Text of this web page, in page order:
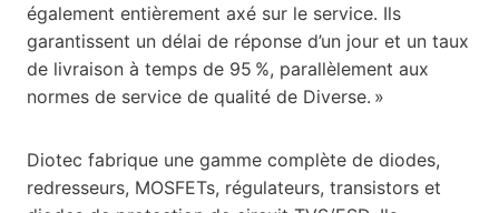
également entièrement axé sur le service. Ils
garantissent un délai de réponse d’un jour et un taux
de livraison à temps de 95 %, parallèlement aux
normes de service de qualité de Diverse. »
Diotec fabrique une gamme complète de diodes,
redresseurs, MOSFETs, régulateurs, transistors et